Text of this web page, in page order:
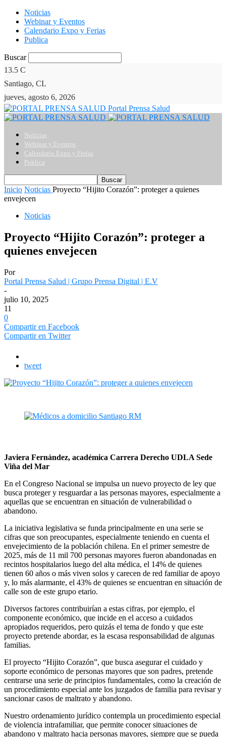
Noticias
Webinar y Eventos
Calendario Expo y Ferias
Publica
Buscar
13.5 C
Santiago, CL
jueves, agosto 6, 2026
Portal Prensa Salud
Noticias
Webinar y Eventos
Calendario Expo y Ferias
Publica
Inicio Noticias Proyecto “Hijito Corazón”: proteger a quienes
envejecen
Noticias
Proyecto “Hijito Corazón”: proteger a
quienes envejecen
Por
Portal Prensa Salud | Grupo Prensa Digital | E.V
-
julio 10, 2025
11
0
Compartir en Facebook
Compartir en Twitter
tweet
Javiera Fernández, académica Carrera Derecho UDLA Sede
Viña del Mar
En el Congreso Nacional se impulsa un nuevo proyecto de ley que
busca proteger y resguardar a las personas mayores, especialmente a
aquellas que se encuentran en situación de vulnerabilidad o
abandono.
La iniciativa legislativa se funda principalmente en una serie se
cifras que son preocupantes, especialmente teniendo en cuenta el
envejecimiento de la población chilena. En el primer semestre de
2025, más de 11 mil 700 personas mayores fueron abandonadas en
recintos hospitalarios luego del alta médica, el 14% de quienes
tienen 60 años o más viven solos y carecen de red familiar de apoyo
y, lo más alarmante, el 43% de quienes se encuentran en situación de
calle son de este grupo etario.
Diversos factores contribuirían a estas cifras, por ejemplo, el
componente económico, que incide en el acceso a cuidados
apropiados requeridos, pero quizás el tema de fondo y que este
proyecto pretende abordar, es la escasa responsabilidad de algunas
familias.
El proyecto “Hijito Corazón”, que busca asegurar el cuidado y
soporte económico de personas mayores que son padres, pretende
centrarse una serie de principios fundamentales, como la creación de
un procedimiento especial ante los juzgados de familia para revisar y
sancionar casos de maltrato y abandono.
Nuestro ordenamiento jurídico contempla un procedimiento especial
de violencia intrafamiliar, que permite conocer situaciones de
abandono y maltrato hacia personas mayores, siempre que se pueda